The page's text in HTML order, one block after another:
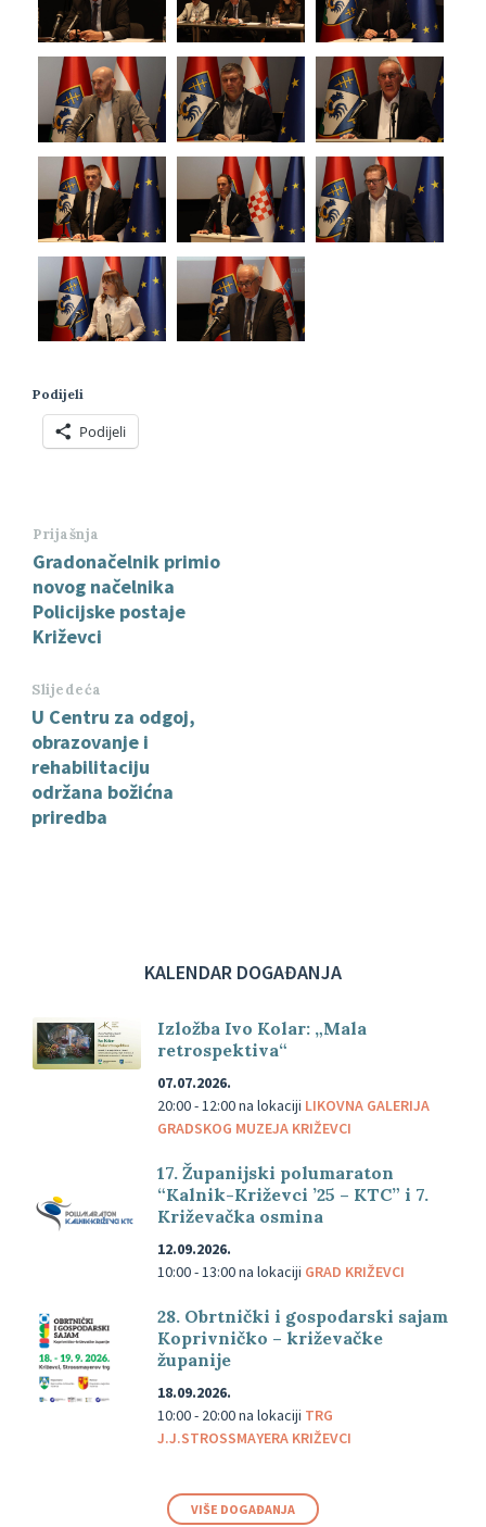
Podijeli
Podijeli
Prijašnja
Gradonačelnik primio
novog načelnika
Policijske postaje
Križevci
Slijedeća
U Centru za odgoj,
obrazovanje i
rehabilitaciju
održana božićna
priredba
KALENDAR DOGAĐANJA
Izložba Ivo Kolar: „Mala
retrospektiva“
07.07.2026.
20:00 - 12:00na lokaciji LIKOVNA GALERIJA
GRADSKOG MUZEJA KRIŽEVCI
17. Županijski polumaraton
“Kalnik-Križevci ’25 – KTC” i 7.
Križevačka osmina
12.09.2026.
10:00 - 13:00na lokaciji GRAD KRIŽEVCI
28. Obrtnički i gospodarski sajam
Koprivničko – križevačke
županije
18.09.2026.
10:00 - 20:00na lokaciji TRG
J.J.STROSSMAYERA KRIŽEVCI
VIŠE DOGAĐANJA